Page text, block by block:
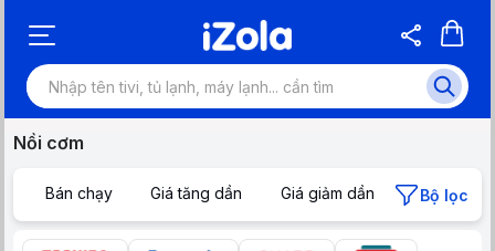
Nồi cơm
Bán chạy Giá tăng dần Giá giảm dần Bộ lọc